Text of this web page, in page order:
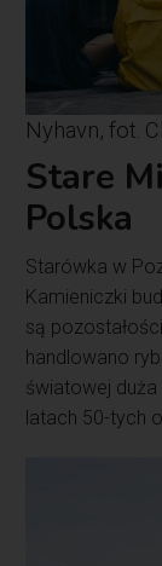
Nyhavn, fot.
Stare
Polska
Starówka w
Kamieniczki
są
handlowano
światowej duża
latach 50-tych